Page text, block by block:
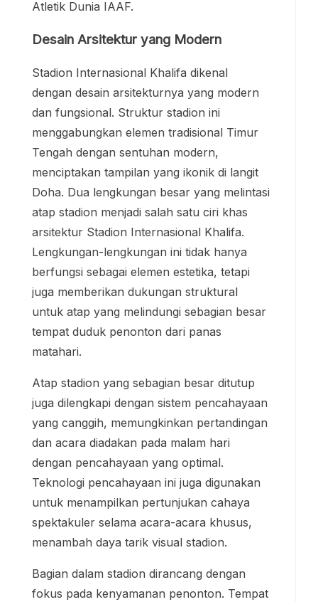
Atletik Dunia IAAF.
Desain Arsitektur yang Modern
Stadion Internasional Khalifa dikenal
dengan desain arsitekturnya yang modern
dan fungsional. Struktur stadion ini
menggabungkan elemen tradisional Timur
Tengah dengan sentuhan modern,
menciptakan tampilan yang ikonik di langit
Doha. Dua lengkungan besar yang melintasi
atap stadion menjadi salah satu ciri khas
arsitektur Stadion Internasional Khalifa.
Lengkungan-lengkungan ini tidak hanya
berfungsi sebagai elemen estetika, tetapi
juga memberikan dukungan struktural
untuk atap yang melindungi sebagian besar
tempat duduk penonton dari panas
matahari.
Atap stadion yang sebagian besar ditutup
juga dilengkapi dengan sistem pencahayaan
yang canggih, memungkinkan pertandingan
dan acara diadakan pada malam hari
dengan pencahayaan yang optimal.
Teknologi pencahayaan ini juga digunakan
untuk menampilkan pertunjukan cahaya
spektakuler selama acara-acara khusus,
menambah daya tarik visual stadion.
Bagian dalam stadion dirancang dengan
fokus pada kenyamanan penonton. Tempat